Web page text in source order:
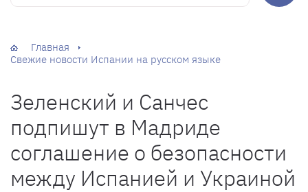
Главная
Свежие новости Испании на русском языке
Зеленский и Санчес
подпишут в Мадриде
соглашение о безопасности
между Испанией и Украиной